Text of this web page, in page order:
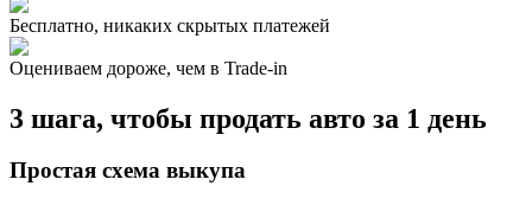
Бесплатно, никаких скрытых платежей
Оцениваем дороже, чем в Trade‑in
3 шага, чтобы продать авто за 1 день
Простая схема выкупа